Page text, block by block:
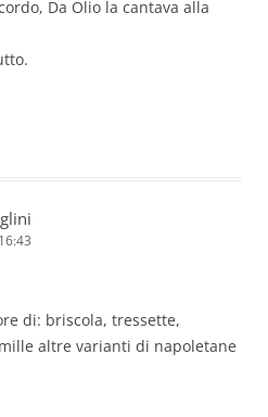
Da Olio la cantava alla
di: briscola, tressette,
altre varianti di napoletane